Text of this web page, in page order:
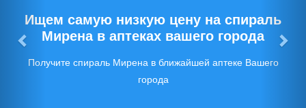
Ищем самую низкую цену на спираль
Мирена в аптеках вашего города
Получите спираль Мирена в ближайшей аптеке Вашего
города